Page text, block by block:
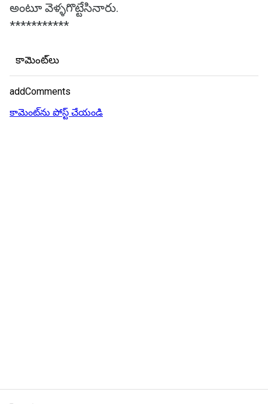
అంటూ వెళ్ళగొట్టేసినారు.
***********
కామెంట్‌లు
addComments
కామెంట్‌ను పోస్ట్ చేయండి